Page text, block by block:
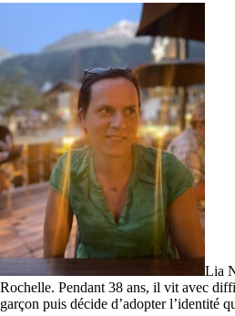
Lia
Rochelle. Pendant 38 ans, il vit avec
garçon puis décide d’adopter l’identité